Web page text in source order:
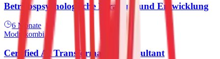
Betriebspsychologische Beratung und Entwicklung
6 Monate
Modulkombi
Certified AI Transformation Consultant